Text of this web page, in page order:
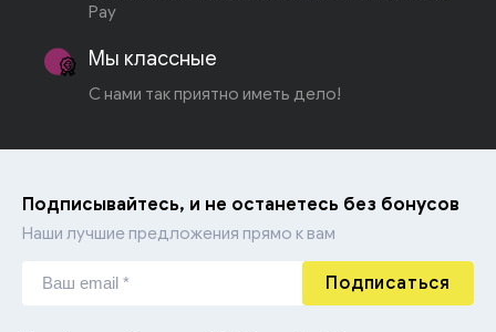
Pay
Мы классные
С нами так приятно иметь дело!
Подписывайтесь, и не останетесь без бонусов
Наши лучшие предложения прямо к вам
Подписаться